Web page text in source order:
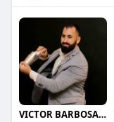
VICTOR BARBOSA QUARANTA